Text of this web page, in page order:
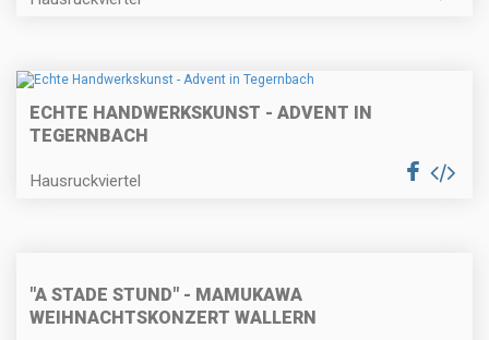
ECHTE HANDWERKSKUNST - ADVENT IN
TEGERNBACH
Hausruckviertel
"A STADE STUND" - MAMUKAWA
WEIHNACHTSKONZERT WALLERN